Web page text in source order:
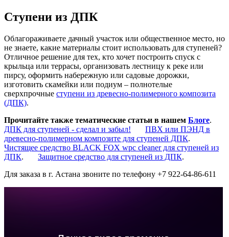
Ступени из ДПК
Облагораживаете дачный участок или общественное место, но
не знаете, какие материалы стоит использовать для ступеней?
Отличное решение для тех, кто хочет построить спуск с
крыльца или террасы, организовать лестницу к реке или
пирсу, оформить набережную или садовые дорожки,
изготовить скамейки или подиум – полнотелые
сверхпрочные ступени из древесно-полимерного композита
(ДПК).
Прочитайте также тематические статьи в нашем Блоге.
ДПК для ступеней - сделал и забыл!
ПВХ или ПЭНД в
древесно-полимерном композите для ступеней ДПК.
Чистящее средство BLACK FOX wpc cleaner для ступеней из
ДПК. Защитное средство для ступеней из ДПК.
Для заказа в г. Астана звоните по телефону +7 922-64-86-611